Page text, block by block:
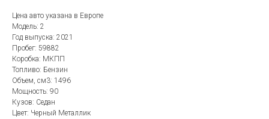
Цена авто указана в Европе
Модель: 2
Год выпуска: 2021
Пробег: 59882
Коробка: МКПП
Топливо: Бензин
Объем, см3: 1496
Мощность: 90
Кузов: Седан
Цвет: Черный Металлик